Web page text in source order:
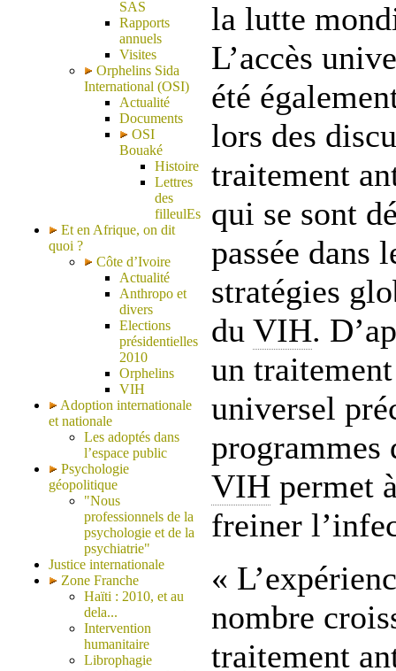
SAS
Rapports
annuels
Visites
Orphelins Sida
International (OSI)
Actualité
Documents
OSI
Bouaké
Histoire
Lettres
des
filleulEs
Et en Afrique, on dit
quoi ?
Côte d’Ivoire
Actualité
Anthropo et
divers
Elections
présidentielles
2010
Orphelins
VIH
Adoption internationale
et nationale
Les adoptés dans
l’espace public
Psychologie
géopolitique
"Nous
professionnels de la
psychologie et de la
psychiatrie"
Justice internationale
Zone Franche
Haïti : 2010, et au
dela...
Intervention
humanitaire
Librophagie
la lutte
L’accès
été
lors des
traitement
qui se sont
passée dans
stratégies
du VIH.
un
universel
programmes
VIH permet
freiner
«
nombre
traitement